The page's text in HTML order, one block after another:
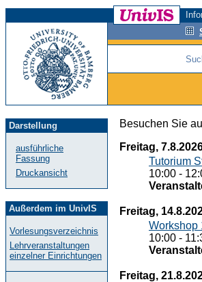
Darstellung
ausführliche
Fassung
Druckansicht
Außerdem im UnivIS
Vorlesungsverzeichnis
Lehrveranstaltungen
einzelner Einrichtungen
Besuchen Sie
Freitag,
Tutorium
10:00 -
Freitag,
Workshop
10:00 -
Freitag,